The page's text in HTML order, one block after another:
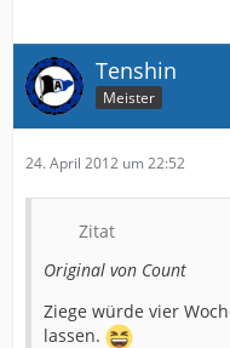
Tenshin
Meister
24. April 2012 um 22:52
Zitat
Original von Count
Ziege würde vier
lassen.